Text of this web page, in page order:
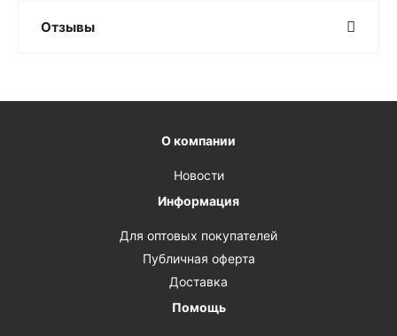
Отзывы
О компании
Новости
Информация
Для оптовых покупателей
Публичная оферта
Доставка
Помощь